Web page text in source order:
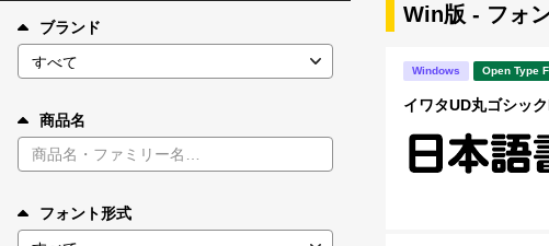
特集
年間ライセンス商品
キャンペーン一覧
ブランド
商品名
フォント形式
Win版 - フォ
Windows Open Type
イワタUD丸ゴシッ